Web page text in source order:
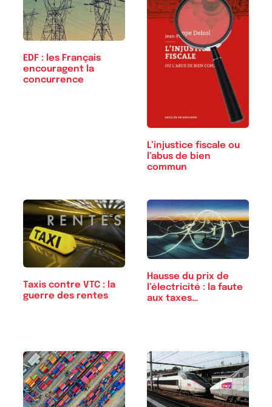
EDF : les Français
encouragent la
concurrence
L’injustice fiscale ou
l’abus de bien
commun
Taxis contre VTC : la
guerre des rentes
Hausse du prix de
l’électricité : la faute
aux taxes…